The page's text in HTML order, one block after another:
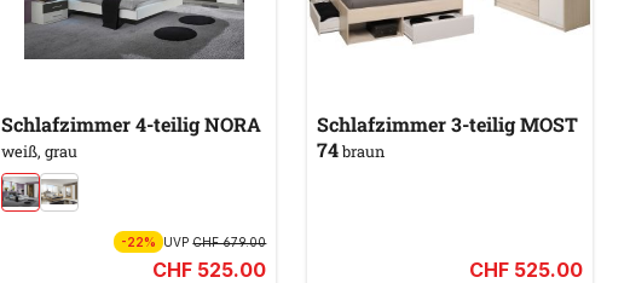
Schlafzimmer 4-teilig NORA
weiß, grau
-22% UVPCHF 679.00
CHF 525.00
Schlafzimmer 3-teilig MOST
74braun
CHF 525.00